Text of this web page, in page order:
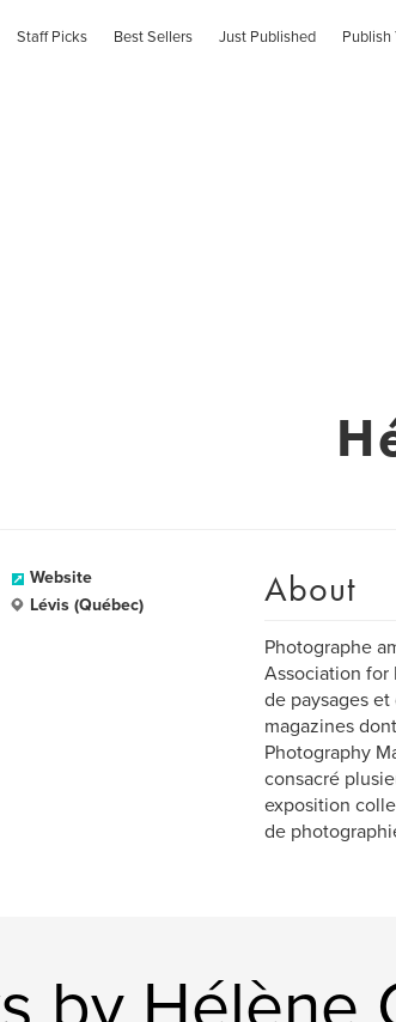
Staff Picks Best Sellers Just Published Publish
Website
Lévis (Québec)
About
Photographe
Association for
de paysages
magazines
Photography
consacré
exposition
de